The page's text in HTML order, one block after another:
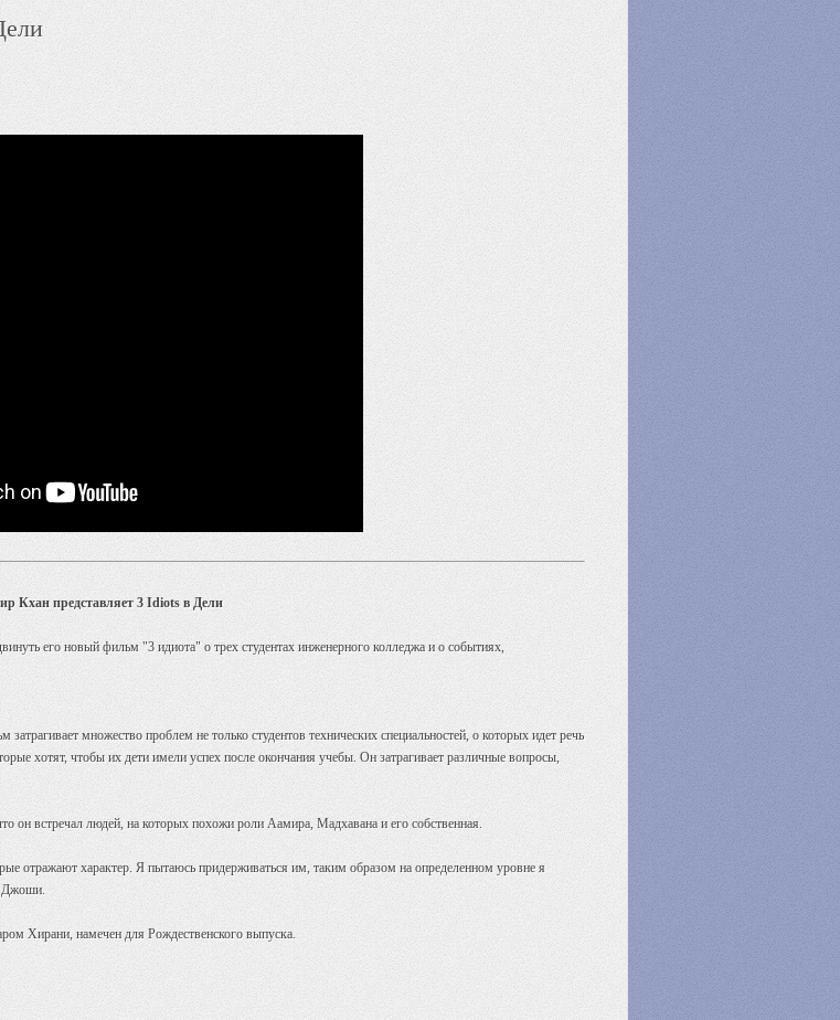
Кхан представляет 3 Idiots в Дели
его новый фильм "3 идиота" о трех студентах инженерного колледжа и о событиях,
множество проблем не только студентов технических специальностей, о которых идет речь
хотят, чтобы их дети имели успех после окончания учебы. Он затрагивает различные вопросы,
встречал людей, на которых похожи роли Аамира, Мадхавана и его собственная.
отражают характер. Я пытаюсь придерживаться им, таким образом на определенном уровне я
Джоши.
Хирани, намечен для Рождественского выпуска.